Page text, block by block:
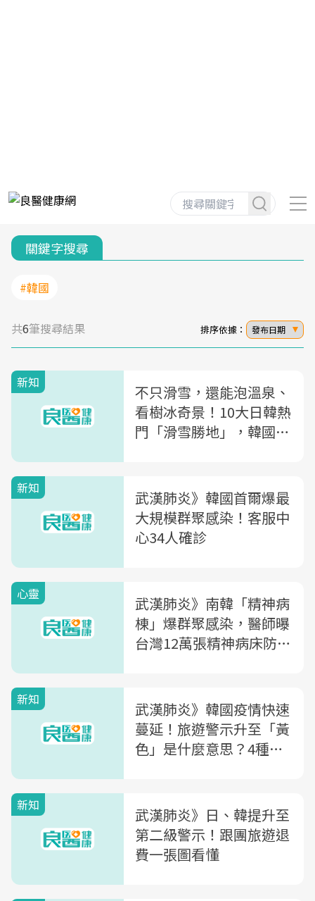
關鍵字搜尋
#韓國
共6筆搜尋結果 排序依據： 發布日期
新知
不只滑雪，還能泡溫泉、
看樹冰奇景！10大日韓熱
門「滑雪勝地」，韓國這
新知
武漢肺炎》韓國首爾爆最
大規模群聚感染！客服中
心34人確診
心靈
武漢肺炎》南韓「精神病
棟」爆群聚感染，醫師曝
台灣12萬張精神病床防疫
新知
武漢肺炎》韓國疫情快速
蔓延！旅遊警示升至「黃
色」是什麼意思？4種警
新知
武漢肺炎》日、韓提升至
第二級警示！跟團旅遊退
費一張圖看懂